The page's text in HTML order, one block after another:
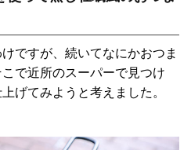
ですが、続いてなにかおつま
で近所のスーパーで見つけ
げてみようと考えました。